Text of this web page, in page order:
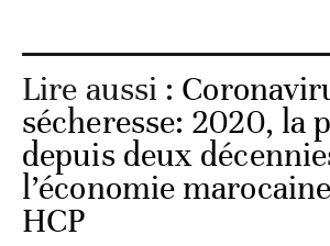
Lire aussi :
sécheresse: 2020, la
depuis deux
l’économie
HCP